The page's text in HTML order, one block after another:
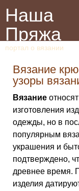
Наша
Пряжа
портал о вязании
Вязание
узоры
Вязание
изготовления
одежды, но в
популярным
украшения и
подтверждено,
древнее время.
изделия